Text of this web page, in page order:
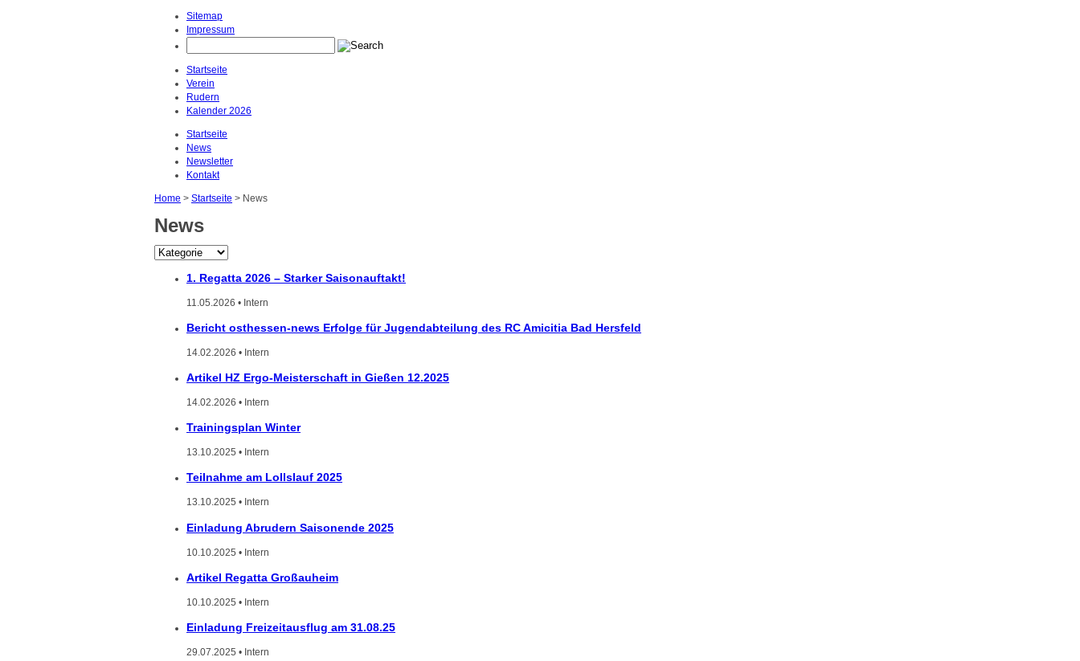
Sitemap
Impressum
Startseite
Verein
Rudern
Kalender 2026
Startseite
News
Newsletter
Kontakt
Home > Startseite > News
News
1. Regatta 2026 – Starker Saisonauftakt!
11.05.2026 • Intern
Bericht osthessen-news Erfolge für Jugendabteilung des RC Amicitia Bad Hersfeld
14.02.2026 • Intern
Artikel HZ Ergo-Meisterschaft in Gießen 12.2025
14.02.2026 • Intern
Trainingsplan Winter
13.10.2025 • Intern
Teilnahme am Lollslauf 2025
13.10.2025 • Intern
Einladung Abrudern Saisonende 2025
10.10.2025 • Intern
Artikel Regatta Großauheim
10.10.2025 • Intern
Einladung Freizeitausflug am 31.08.25
29.07.2025 • Intern